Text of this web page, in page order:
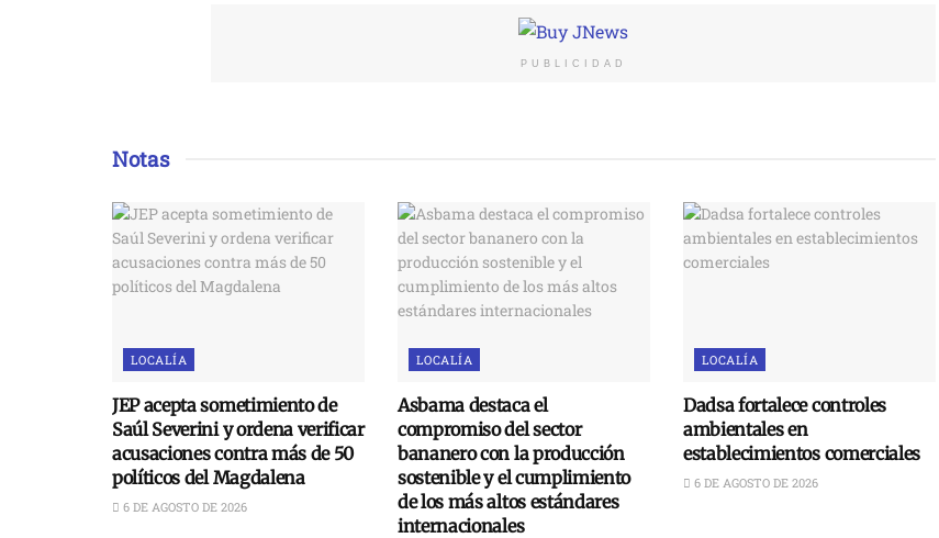
PUBLICIDAD
Notas
LOCALÍA
JEP acepta sometimiento de
Saúl Severini y ordena verificar
acusaciones contra más de 50
políticos del Magdalena
6 DE AGOSTO DE 2026
LOCALÍA
Asbama destaca el
compromiso del sector
bananero con la producción
sostenible y el cumplimiento
de los más altos estándares
internacionales
LOCALÍA
Dadsa fortalece controles
ambientales en
establecimientos comerciales
6 DE AGOSTO DE 2026